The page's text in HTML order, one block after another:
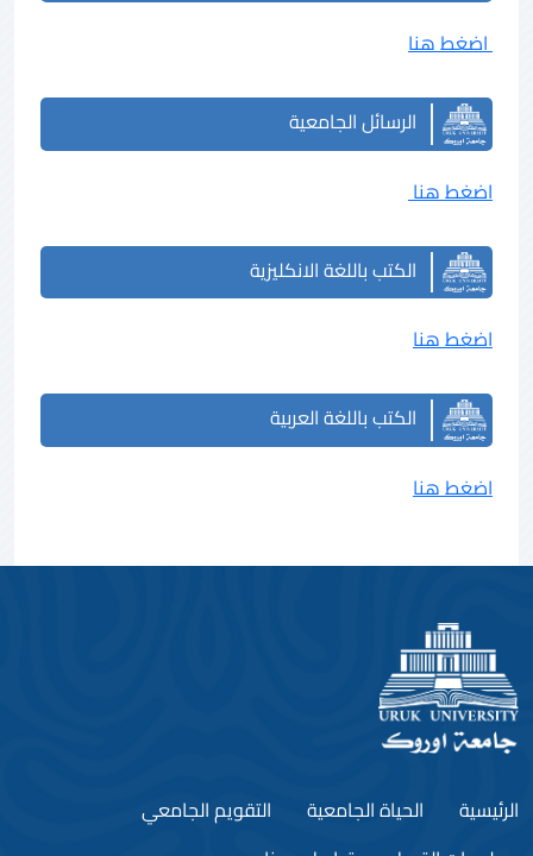
اضغط هنا
الرسائل الجامعية
اضغط هنا
الكتب باللغة الانكليزية
اضغط هنا
الكتب باللغة العربية
اضغط هنا
الرئيسية الحياة الجامعية
التقويم الجامعي